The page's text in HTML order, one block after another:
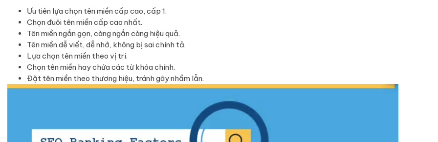
Ưu tiên lựa chọn tên miền cấp cao, cấp 1.
Chọn đuôi tên miền cấp cao nhất.
Tên miền ngắn gọn, càng ngắn càng hiệu quả.
Tên miền dễ viết, dễ nhớ, không bị sai chính tả.
Lựa chọn tên miền theo vị trí.
Chọn tên miền hay chứa các từ khóa chính.
Đặt tên miền theo thương hiệu, tránh gây nhầm lẫn.